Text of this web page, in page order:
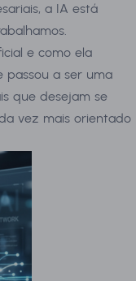
a IA está
e como ela
passou a ser uma
que desejam se
vez mais orientado